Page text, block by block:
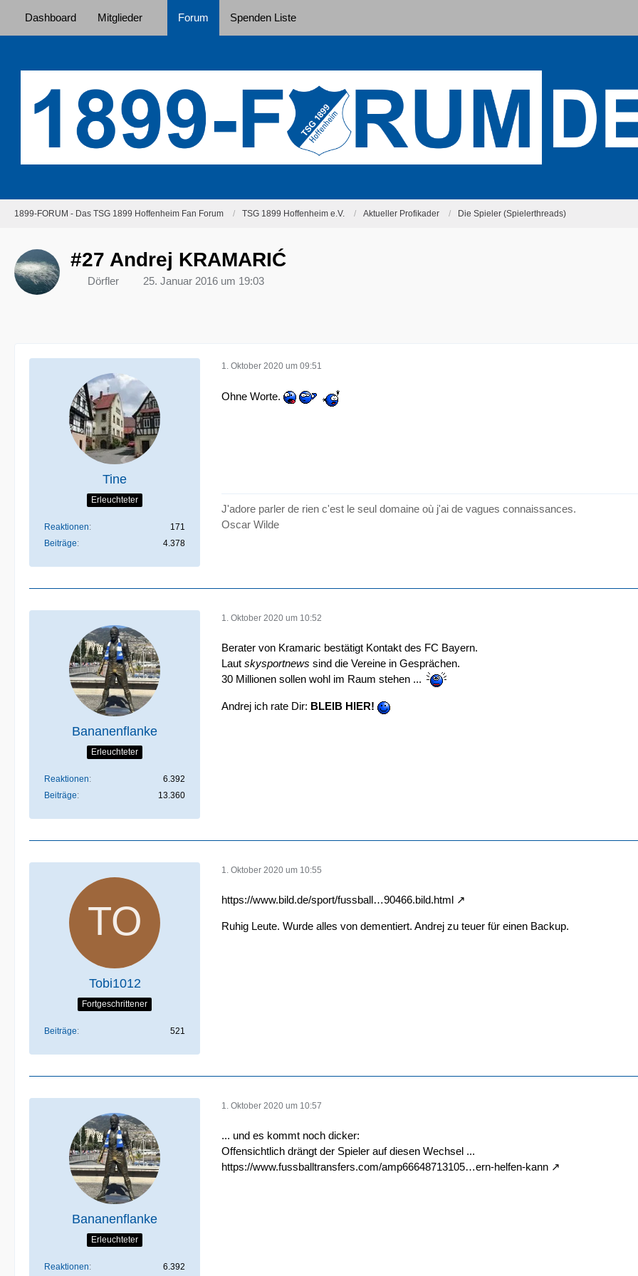
Dashboard Mitglieder Forum Spenden Liste
1899-FORUM - Das TSG 1899 Hoffenheim Fan Forum TSG 1899 Hoffenheim e.V. Aktueller Profikader Die Spieler (Spielerthreads)
#27 Andrej KRAMARIĆ
Dörfler 25. Januar 2016 um 19:03
Tine
Erleuchteter
Reaktionen
171
Beiträge
4.378
1. Oktober 2020 um 09:51
Ohne Worte.
J'adore parler de rien c'est le seul domaine où j'ai de vagues connaissances.
Oscar Wilde
Bananenflanke
Erleuchteter
Reaktionen
6.392
Beiträge
13.360
1. Oktober 2020 um 10:52
Berater von Kramaric bestätigt Kontakt des FC Bayern.
Laut skysportnews sind die Vereine in Gesprächen.
30 Millionen sollen wohl im Raum stehen ...
Andrej ich rate Dir: BLEIB HIER!
Tobi1012
Fortgeschrittener
Beiträge 521
1. Oktober 2020 um 10:55
https://www.bild.de/sport/fussball…90466.bild.html
Ruhig Leute. Wurde alles von dementiert. Andrej zu teuer für einen Backup.
Bananenflanke
Erleuchteter
Reaktionen
6.392
1. Oktober 2020 um 10:57
... und es kommt noch dicker:
Offensichtlich drängt der Spieler auf diesen Wechsel ...
https://www.fussballtransfers.com/amp66648713105…ern-helfen-kann